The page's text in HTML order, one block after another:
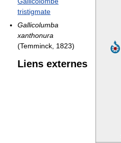
tristigmate
Gallicolumba
xanthonura
(Temminck, 1823)
Liens externes